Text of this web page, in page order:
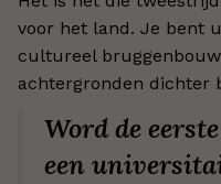
voor het land. Je bent
cultureel
achtergronden dichter
Word de
een